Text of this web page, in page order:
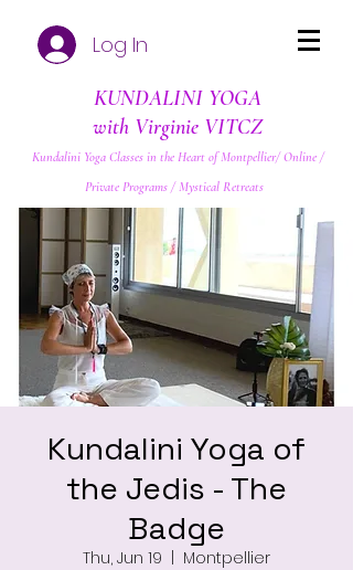
Log In
KUNDALINI YOGA
with Virginie VITCZ
Kundalini Yoga Classes in the Heart of Montpellier/ Online /
Private Programs / Mystical Retreats
Kundalini Yoga of
the Jedis - The
Badge
Thu, Jun 19
Montpellier